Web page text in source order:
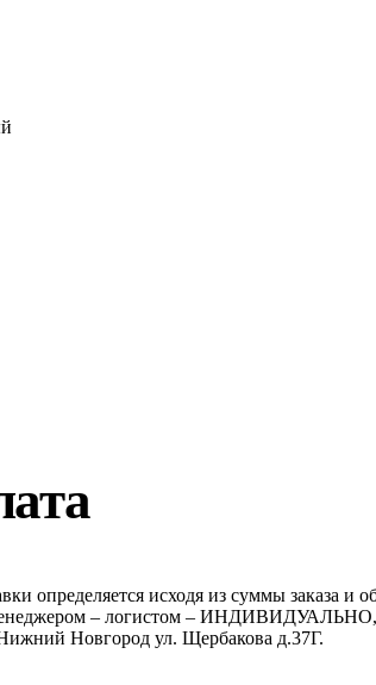
определяется исходя из суммы заказа и
– логистом – ИНДИВИДУАЛЬНО,
Новгород ул. Щербакова д.37Г.